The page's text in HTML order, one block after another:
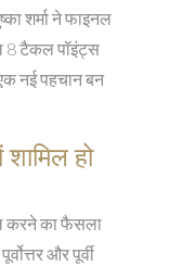
शर्मा ने फाइनल
8 टैकल पॉइंट्स
नई पहचान बन
हो
करने का फैसला
और पूर्वी